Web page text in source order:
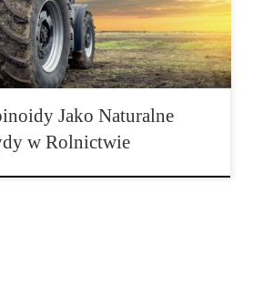
jak zwrot podatku […]
Jako Naturalne
w Rolnictwie